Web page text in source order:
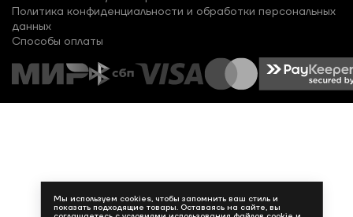
Политика конфиденциальности и обработки персональных
данных
Способы оплаты
Мы используем cookies, чтобы запомнить ваш стиль и
показать подходящие товары. Оставаясь на сайте, вы